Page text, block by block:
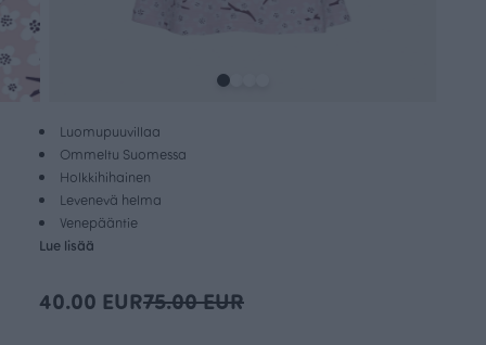
Luomupuuvillaa
Ommeltu Suomessa
Holkkihihainen
Levenevä helma
Venepääntie
Lue lisää
40.00 EUR75.00 EUR